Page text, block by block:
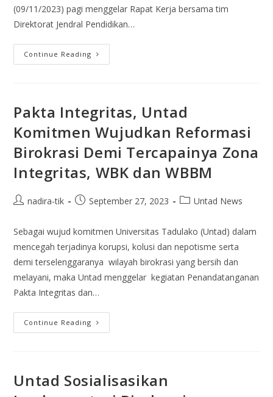
(09/11/2023) pagi menggelar Rapat Kerja bersama tim
Direktorat Jendral Pendidikan…
Continue Reading
Pakta Integritas, Untad
Komitmen Wujudkan Reformasi
Birokrasi Demi Tercapainya Zona
Integritas, WBK dan WBBM
nadira-tik September 27, 2023 Untad News
Sebagai wujud komitmen Universitas Tadulako (Untad) dalam
mencegah terjadinya korupsi, kolusi dan nepotisme serta
demi terselenggaranya wilayah birokrasi yang bersih dan
melayani, maka Untad menggelar kegiatan Penandatanganan
Pakta Integritas dan…
Continue Reading
Untad Sosialisasikan